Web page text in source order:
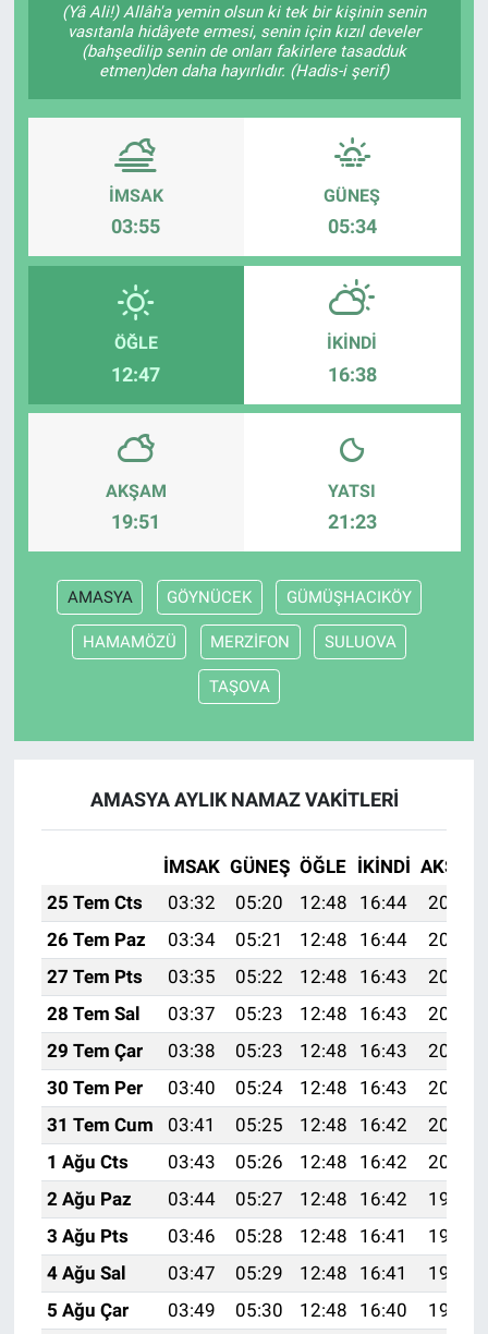
(Yâ Ali!) Allâh'a yemin olsun ki tek bir kişinin senin
vasıtanla hidâyete ermesi, senin için kızıl develer
(bahşedilip senin de onları fakirlere tasadduk
etmen)den daha hayırlıdır. (Hadis-i şerif)
İMSAK
03:55
GÜNEŞ
05:34
ÖĞLE
12:47
İKINDI
16:38
AKŞAM
19:51
YATSI
21:23
AMASYA GÖYNÜCEK GÜMÜŞHACIKÖY
HAMAMÖZÜ MERZİFON SULUOVA
TAŞOVA
AMASYA AYLIK NAMAZ VAKITLERI
İMSAK GÜNEŞ ÖĞLE İKINDI AKŞAM
25 Tem Cts
03:32 05:20 12:48 16:44
20:07
26 Tem Paz
03:34 05:21 12:48 16:44
20:06
27 Tem Pts
03:35 05:22 12:48 16:43
20:05
28 Tem Sal
03:37 05:23 12:48 16:43
20:04
29 Tem Çar
03:38 05:23 12:48 16:43
20:03
30 Tem Per
03:40 05:24 12:48 16:43
20:02
31 Tem Cum
03:41 05:25 12:48 16:42
20:01
1 Ağu Cts
03:43 05:26 12:48 16:42
20:00
2 Ağu Paz
03:44 05:27 12:48 16:42
19:59
3 Ağu Pts
03:46 05:28 12:48 16:41
19:58
4 Ağu Sal
03:47 05:29 12:48 16:41
19:57
5 Ağu Çar
03:49 05:30 12:48 16:40
19:56